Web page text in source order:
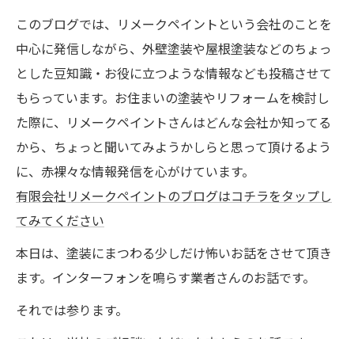
このブログでは、リメークペイントという会社のことを
中心に発信しながら、外壁塗装や屋根塗装などのちょっ
とした豆知識・お役に立つような情報なども投稿させて
もらっています。お住まいの塗装やリフォームを検討し
た際に、リメークペイントさんはどんな会社か知ってる
から、ちょっと聞いてみようかしらと思って頂けるよう
に、赤裸々な情報発信を心がけています。
有限会社リメークペイントのブログはコチラをタップし
てみてください
本日は、塗装にまつわる少しだけ怖いお話をさせて頂き
ます。インターフォンを鳴らす業者さんのお話です。
それでは参ります。